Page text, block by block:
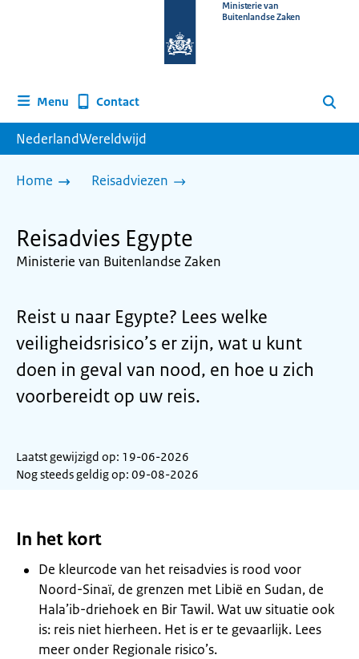
homepage
Ministerie van
Buitenlandse Zaken
Menu Contact Zoeken
NederlandWereldwijd
Home Reisadviezen
Reisadvies Egypte
Ministerie van Buitenlandse Zaken
Reist u naar Egypte? Lees welke
veiligheidsrisico’s er zijn, wat u kunt
doen in geval van nood, en hoe u zich
voorbereidt op uw reis.
Laatst gewijzigd op: 19-06-2026
Nog steeds geldig op: 09-08-2026
In het kort
De kleurcode van het reisadvies is rood voor
Noord-Sinaï, de grenzen met Libië en Sudan, de
Hala’ib-driehoek en Bir Tawil. Wat uw situatie ook
is: reis niet hierheen. Het is er te gevaarlijk. Lees
meer onder Regionale risico’s.